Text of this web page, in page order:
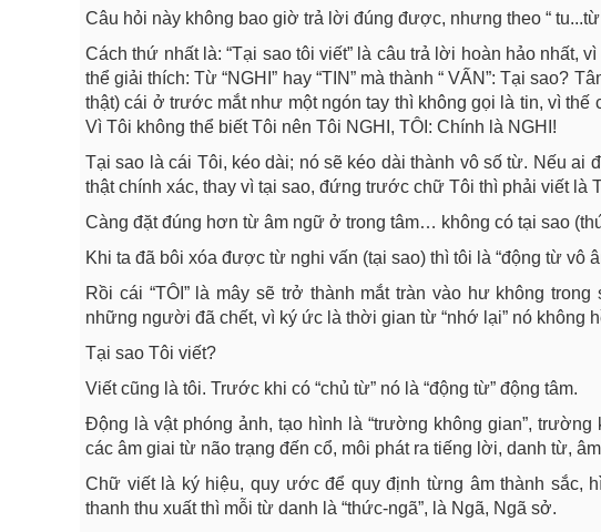
Câu hỏi này không bao giờ trả lời đúng được, nhưng theo “
Cách thứ nhất là: “Tại sao tôi viết” là câu trả lời hoàn hảo nhất,
thể giải thích: Từ “NGHI” hay “TIN” mà thành “ VẤN”: Tại sao?
thật) cái ở trước mắt như một ngón tay thì không gọi là tin, vì
Vì Tôi không thể biết Tôi nên Tôi NGHI, TÔI: Chính là NGHI!
Tại sao là cái Tôi, kéo dài; nó sẽ kéo dài thành vô số từ. Nếu ai
thật chính xác, thay vì tại sao, đứng trước chữ Tôi thì phải viết là
Càng đặt đúng hơn từ âm ngữ ở trong tâm… không có tại sao
Khi ta đã bôi xóa được từ nghi vấn (tại sao) thì tôi là “động từ vô
Rồi cái “TÔI” là mây sẽ trở thành mắt tràn vào hư không
những người đã chết, vì ký ức là thời gian từ “nhớ lại” nó không
Tại sao Tôi viết?
Viết cũng là tôi. Trước khi có “chủ từ” nó là “động từ” động tâm.
Động là vật phóng ảnh, tạo hình là “trường không gian”,
các âm giai từ não trạng đến cổ, môi phát ra tiếng lời, danh từ,
Chữ viết là ký hiệu, quy ước để quy định từng âm thành sắc,
thanh thu xuất thì mỗi từ danh là “thức-ngã”, là Ngã, Ngã sở.